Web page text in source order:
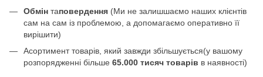
Обмін таповердення (Ми не залишшаємо наших клієнтів
сам на сам із проблемою, а допомагаємо оперативно її
вирішити)
Асортимент товарів, який завжди збільшується(у вашому
розпорядженні більше 65.000 тисяч товарів в наявності)